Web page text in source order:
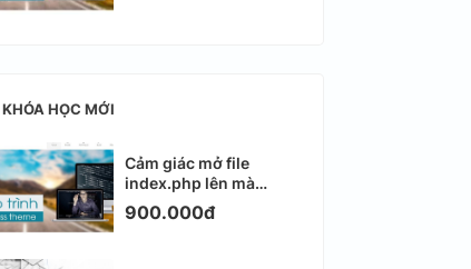
KHÓA HỌC MỚI
Cảm giác mở file
index.php lên mà
không biết viết gì tiếp
theo
900.000đ